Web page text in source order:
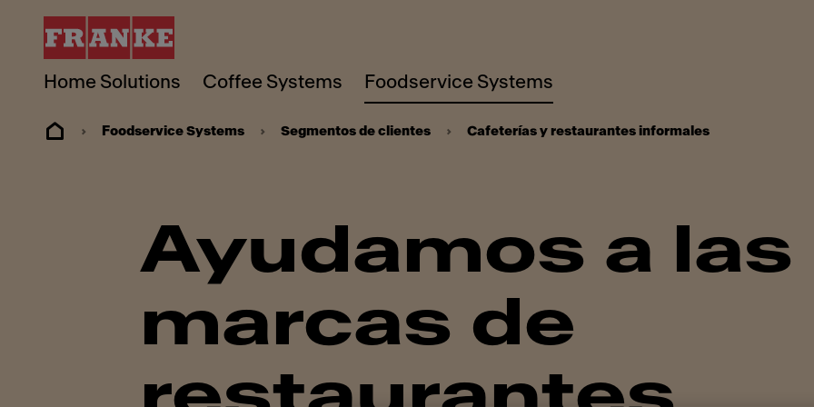
Home Solutions Coffee Systems Foodservice Systems
Foodservice Systems Segmentos de clientes Cafeterías y restaurantes informales
Ayudamos a las
marcas de